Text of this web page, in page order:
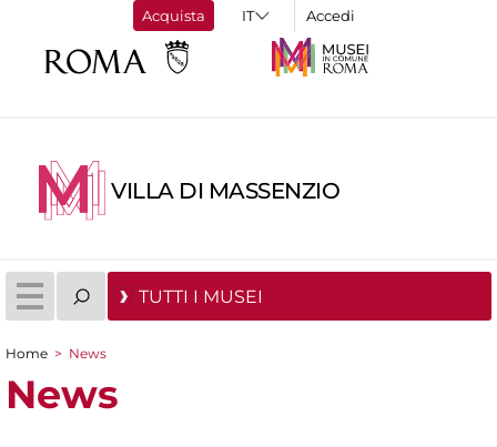
Acquista Accedi
VILLA DI MASSENZIO
TUTTI I MUSEI
Tu sei qui
Home > News
News